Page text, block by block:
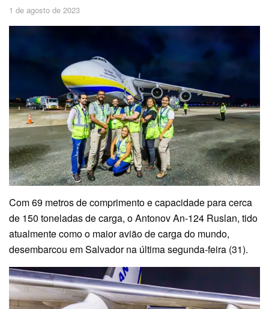
1 de agosto de 2023
Com 69 metros de comprimento e capacidade para cerca
de 150 toneladas de carga, o Antonov An-124 Ruslan, tido
atualmente como o maior avião de carga do mundo,
desembarcou em Salvador na última segunda-feira (31).